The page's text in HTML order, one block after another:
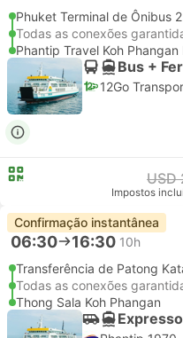
Phuket Terminal de Ônibus 2
Todas as conexões
Phantip Travel Koh Phangan
Bus +
12Go
USD
Impostos
Confirmação instantânea
06:30 16:30 10h
Transferência de Patong
Todas as conexões
Thong Sala Koh Phangan